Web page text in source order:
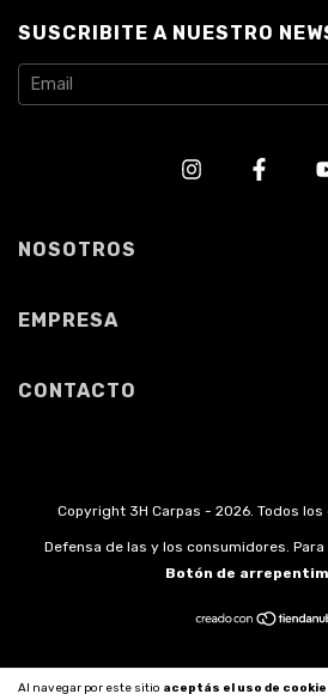
Al navegar por este sitio aceptás el uso de
SUSCRIBITE A NUESTRO
NOSOTROS
EMPRESA
CONTACTO
Copyright 3H Carpas - 2026. Todos
Defensa de las y los consumidores.
Botón de